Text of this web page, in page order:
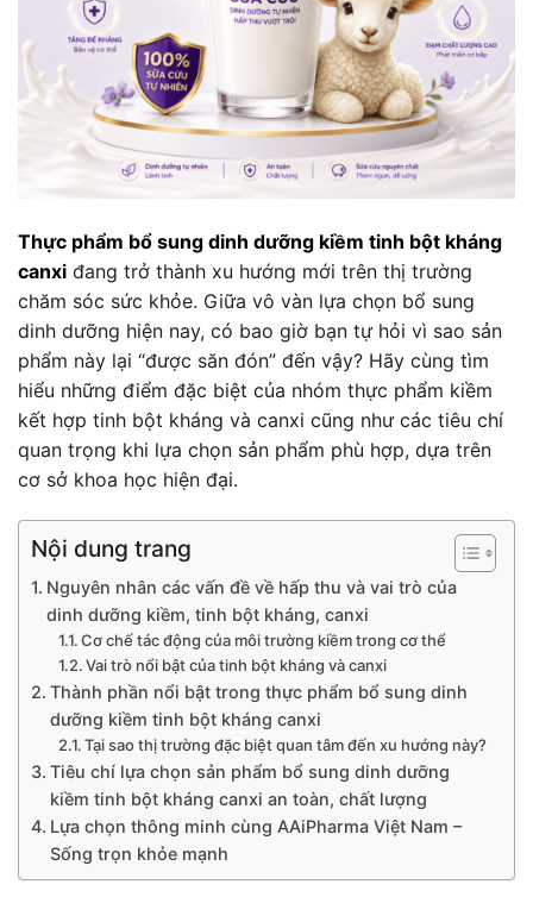
Thực phẩm bổ sung dinh dưỡng kiềm tinh bột kháng
canxi đang trở thành xu hướng mới trên thị trường
chăm sóc sức khỏe. Giữa vô vàn lựa chọn bổ sung
dinh dưỡng hiện nay, có bao giờ bạn tự hỏi vì sao sản
phẩm này lại “được săn đón” đến vậy? Hãy cùng tìm
hiểu những điểm đặc biệt của nhóm thực phẩm kiềm
kết hợp tinh bột kháng và canxi cũng như các tiêu chí
quan trọng khi lựa chọn sản phẩm phù hợp, dựa trên
cơ sở khoa học hiện đại.
Nội dung trang
Nguyên nhân các vấn đề về hấp thu và vai trò của
dinh dưỡng kiềm, tinh bột kháng, canxi
Cơ chế tác động của môi trường kiềm trong cơ thể
Vai trò nổi bật của tinh bột kháng và canxi
Thành phần nổi bật trong thực phẩm bổ sung dinh
dưỡng kiềm tinh bột kháng canxi
Tại sao thị trường đặc biệt quan tâm đến xu hướng này?
Tiêu chí lựa chọn sản phẩm bổ sung dinh dưỡng
kiềm tinh bột kháng canxi an toàn, chất lượng
Lựa chọn thông minh cùng AAiPharma Việt Nam –
Sống trọn khỏe mạnh